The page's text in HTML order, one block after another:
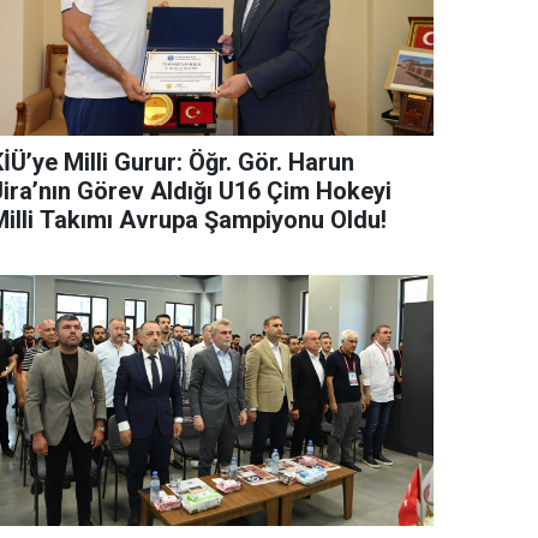
Milli Gurur: Öğr. Gör. Harun
Görev Aldığı U16 Çim Hokeyi
Takımı Avrupa Şampiyonu Oldu!